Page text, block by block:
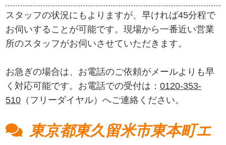
スタッフの状況にもよりますが、早ければ45分程で
お伺いすることが可能です。現場から一番近い営業
所のスタッフがお伺いさせていただきます。
お急ぎの場合は、お電話のご依頼がメールよりも早
く対応可能です。お電話での受付は：0120-353-
510 （フリーダイヤル）へご連絡ください。
東京都東久留米市東本町エ